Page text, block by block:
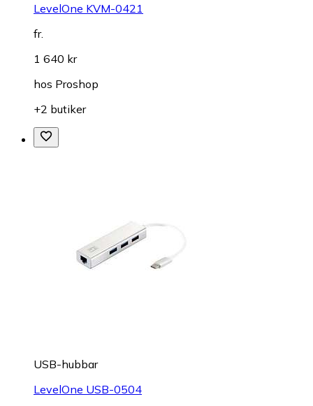
LevelOne KVM-0421
fr.
1 640 kr
hos Proshop
+2 butiker
USB-hubbar
LevelOne USB-0504